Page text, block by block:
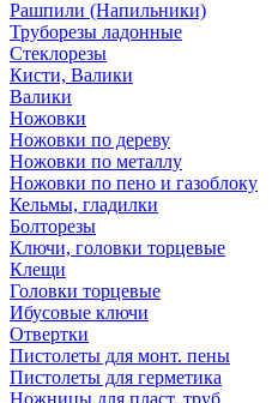
Рашпили (Напильники)
Труборезы ладонные
Стеклорезы
Кисти, Валики
Валики
Ножовки
Ножовки по дереву
Ножовки по металлу
Ножовки по пено и газоблоку
Кельмы, гладилки
Болторезы
Ключи, головки торцевые
Клещи
Головки торцевые
Ибусовые ключи
Отвертки
Пистолеты для монт. пены
Пистолеты для герметика
Ножницы для пласт. труб